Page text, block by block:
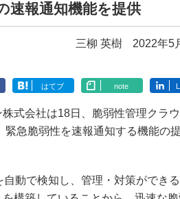
速報通知機能を提供
三柳 英樹 2022年5
はてブ note
式会社は18日、脆弱性管理クラ
緊急脆弱性を速報通知する機能の
動で検知し、管理・対策ができ